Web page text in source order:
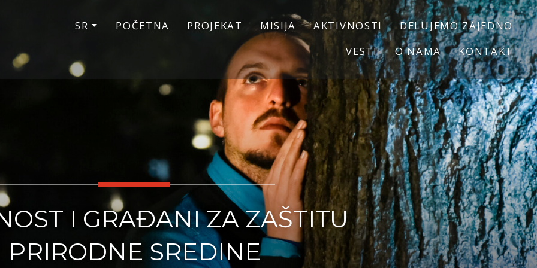
SR POČETNA PROJEKAT MISIJA AKTIVNOSTI
DELUJEMO ZAJEDNO
VESTI
O NAMA KONTAKT
I GRAĐANI ZA ZAŠTITU
PRIRODNE SREDINE